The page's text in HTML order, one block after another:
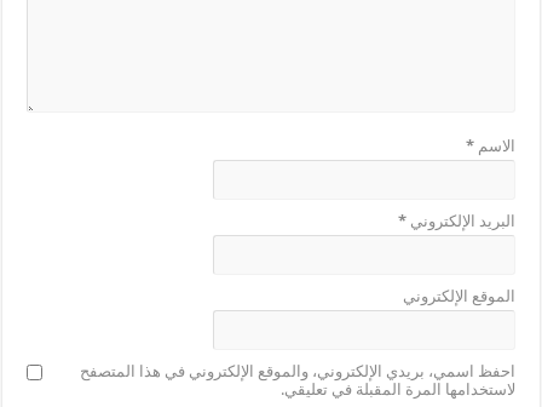
الاسم*
البريد الإلكتروني*
الموقع الإلكتروني
احفظ اسمي، بريدي الإلكتروني، والموقع الإلكتروني في هذا المتصفح
لاستخدامها المرة المقبلة في تعليقي.